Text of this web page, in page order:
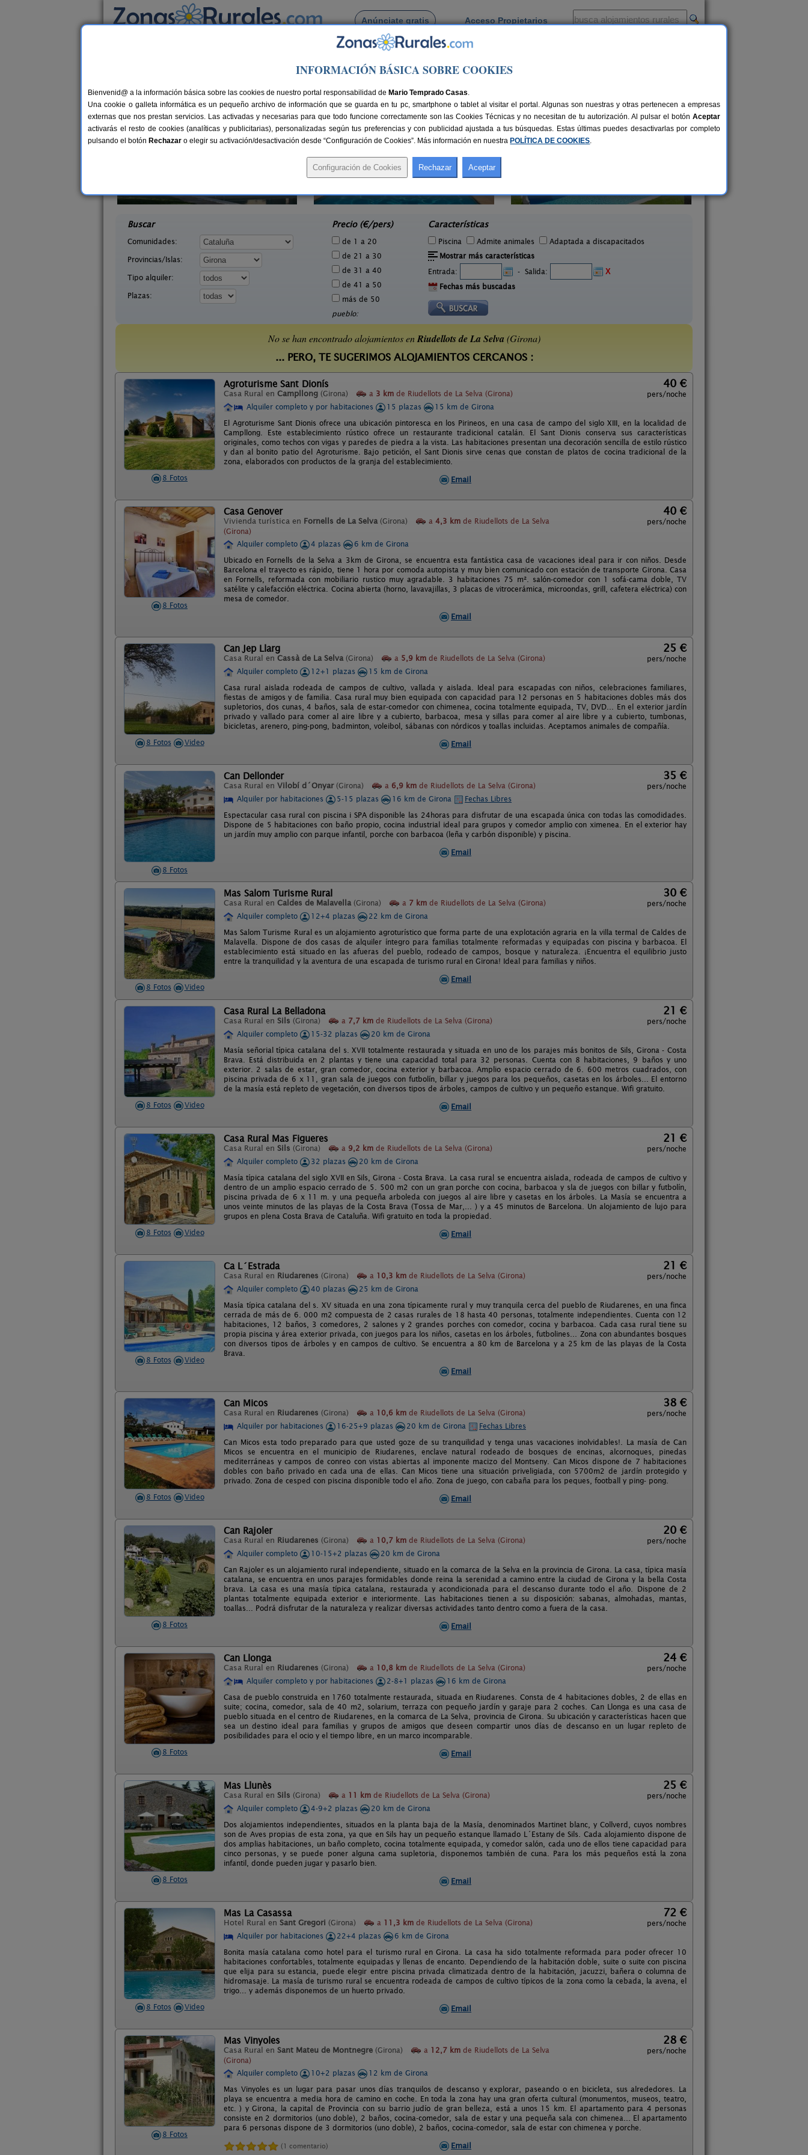
Anúnciate gratis Acceso Propietarios
Busca por pueblo
> Riudellots de La Selva
Casas Rurales cerca de Riudellots de La Selva
36 €
El Solei
Romanyà de La Selva
Buscar
Comunidades:
Provincias/Islas:
Tipo alquiler:
Plazas:
Precio (€/pers)
de 1 a 20
de 21 a 30
de 31 a 40
de 41 a 50
más de 50
pueblo:
Características
Piscina Admite animales
Adaptada a discapacitados
Mostrar más características
Entrada:
- Salida:
X
Fechas más buscadas
No se han encontrado alojamientos enRiudellots de La Selva (Girona)
... PERO, TE SUGERIMOS ALOJAMIENTOS CERCANOS :
8 Fotos
Agroturisme Sant Dionís
Casa Rural en Campllong (Girona) a 3 km de Riudellots de La Selva (Girona)
40 €
pers/noche
Alquiler completo y por habitaciones
15 plazas
15 km de Girona
El Agroturisme Sant Dionis ofrece una ubicación pintoresca en los Pirineos, en una casa de campo del siglo XIII, en la localidad de
Campllong. Este establecimiento rústico ofrece un restaurante tradicional catalán. El Sant Dionis conserva sus características
originales, como techos con vigas y paredes de piedra a la vista. Las habitaciones presentan una decoración sencilla de estilo rústico
y dan al bonito patio del Agroturisme. Bajo petición, el Sant Dionis sirve cenas que constan de platos de cocina tradicional de la
zona, elaborados con productos de la granja del establecimiento.
Email
8 Fotos
Casa Genover
Vivienda turística en Fornells de La Selva (Girona) a 4,3 km de Riudellots de La Selva
(Girona)
40 €
pers/noche
Alquiler completo 4 plazas
6 km de Girona
Ubicado en Fornells de la Selva a 3km de Girona, se encuentra esta fantástica casa de vacaciones ideal para ir con niños. Desde
Barcelona el trayecto es rápido, tiene 1 hora por comoda autopista y muy bien comunicado con estación de transporte Girona. Casa
en Fornells, reformada con mobiliario rustico muy agradable. 3 habitaciones 75 m². salón-comedor con 1 sofá-cama doble, TV
satélite y calefacción eléctrica. Cocina abierta (horno, lavavajillas, 3 placas de vitrocerámica, microondas, grill, cafetera eléctrica) con
mesa de comedor.
Email
8 Fotos Video
Can Jep Llarg
Casa Rural en Cassà de La Selva (Girona) a 5,9 km de Riudellots de La Selva (Girona)
25 €
pers/noche
Alquiler completo
12+1 plazas
15 km de Girona
Casa rural aislada rodeada de campos de cultivo, vallada y aislada. Ideal para escapadas con niños, celebraciones familiares,
fiestas de amigos y de familia. Casa rural muy bien equipada con capacidad para 12 personas en 5 habitaciones dobles más dos
supletorios, dos cunas, 4 baños, sala de estar-comedor con chimenea, cocina totalmente equipada, TV, DVD... En el exterior jardín
privado y vallado para comer al aire libre y a cubierto, barbacoa, mesa y sillas para comer al aire libre y a cubierto, tumbonas,
bicicletas, arenero, ping-pong, badminton, voleibol, sábanas con nórdicos y toallas incluidas. Aceptamos animales de compañía.
Email
8 Fotos
Can Dellonder
Casa Rural en Vilobí d´Onyar (Girona) a 6,9 km de Riudellots de La Selva (Girona)
35 €
pers/noche
Alquiler por habitaciones
5-15 plazas 16 km de Girona
Fechas Libres
Espectacular casa rural con piscina i SPA disponible las 24horas para disfrutar de una escapada única con todas las comodidades.
Dispone de 5 habitaciones con baño propio, cocina industrial ideal para grupos y comedor amplio con ximenea. En el exterior hay
un jardín muy amplio con parque infantil, porche con barbacoa (leña y carbón disponible) y piscina.
Email
8 Fotos Video
Mas Salom Turisme Rural
Casa Rural en Caldes de Malavella (Girona) a 7 km de Riudellots de La Selva (Girona)
30 €
pers/noche
Alquiler completo
12+4 plazas
22 km de Girona
Mas Salom Turisme Rural es un alojamiento agroturístico que forma parte de una explotación agraria en la villa termal de Caldes de
Malavella. Dispone de dos casas de alquiler íntegro para familias totalmente reformadas y equipadas con piscina y barbacoa. El
establecimiento está situado en las afueras del pueblo, rodeado de campos, bosque y naturaleza. ¡Encuentra el equilibrio justo
entre la tranquilidad y la aventura de una escapada de turismo rural en Girona! Ideal para familias y niños.
Email
8 Fotos Video
Casa Rural La Belladona
Casa Rural en Sils (Girona) a 7,7 km de Riudellots de La Selva (Girona)
21 €
pers/noche
Alquiler completo
15-32 plazas
20 km de Girona
Masía señorial típica catalana del s. XVII totalmente restaurada y situada en uno de los parajes más bonitos de Sils, Girona - Costa
Brava. Está distribuida en 2 plantas y tiene una capacidad total para 32 personas. Cuenta con 8 habitaciones, 9 baños y uno
exterior. 2 salas de estar, gran comedor, cocina exterior y barbacoa. Amplio espacio cerrado de 6. 600 metros cuadrados, con
piscina privada de 6 x 11, gran sala de juegos con futbolín, billar y juegos para los pequeños, casetas en los árboles... El entorno
de la masía está repleto de vegetación, con diversos tipos de árboles, campos de cultivo y un pequeño estanque. Wifi gratuito.
Email
8 Fotos Video
Casa Rural Mas Figueres
Casa Rural en Sils (Girona) a 9,2 km de Riudellots de La Selva (Girona)
21 €
pers/noche
Alquiler completo
32 plazas
20 km de Girona
Masía típica catalana del siglo XVII en Sils, Girona - Costa Brava. La casa rural se encuentra aislada, rodeada de campos de cultivo y
dentro de un amplio espacio cerrado de 5. 500 m2 con un gran porche con cocina, barbacoa y sla de juegos con billar y futbolín,
piscina privada de 6 x 11 m. y una pequeña arboleda con juegos al aire libre y casetas en los árboles. La Masía se encuentra a
unos veinte minutos de las playas de la Costa Brava (Tossa de Mar,... ) y a 45 minutos de Barcelona. Un alojamiento de lujo para
grupos en plena Costa Brava de Cataluña. Wifi gratuito en toda la propiedad.
Email
8 Fotos Video
Ca L´Estrada
Casa Rural en Riudarenes (Girona) a 10,3 km de Riudellots de La Selva (Girona)
21 €
pers/noche
Alquiler completo
40 plazas
25 km de Girona
Masía típica catalana del s. XV situada en una zona típicamente rural y muy tranquila cerca del pueblo de Riudarenes, en una finca
cerrada de más de 6. 000 m2 compuesta de 2 casas rurales de 18 hasta 40 personas, totalmente independientes. Cuenta con 12
habitaciones, 12 baños, 3 comedores, 2 salones y 2 grandes porches con comedor, cocina y barbacoa. Cada casa rural tiene su
propia piscina y área exterior privada, con juegos para los niños, casetas en los árboles, futbolines... Zona con abundantes bosques
con diversos tipos de árboles y en campos de cultivo. Se encuentra a 80 km de Barcelona y a 25 km de las playas de la Costa
Brava.
Email
8 Fotos Video
Can Micos
Casa Rural en Riudarenes (Girona) a 10,6 km de Riudellots de La Selva (Girona)
38 €
pers/noche
Alquiler por habitaciones
16-25+9 plazas 20 km de Girona
Fechas Libres
Can Micos esta todo preparado para que usted goze de su tranquilidad y tenga unas vacaciones inolvidables!. La masía de Can
Micos se encuentra en el municipio de Riudarenes, enclave natural rodeado de bosques de encinas, alcornoques, pinedas
mediterráneas y campos de conreo con vistas abiertas al imponente macizo del Montseny. Can Micos dispone de 7 habitaciones
dobles con baño privado en cada una de ellas. Can Micos tiene una situación priveligiada, con 5700m2 de jardín protegido y
privado. Zona de cesped con piscina disponible todo el año. Zona de juego, con cabaña para los peques, football y ping- pong.
Email
8 Fotos
Can Rajoler
Casa Rural en Riudarenes (Girona) a 10,7 km de Riudellots de La Selva (Girona)
20 €
pers/noche
Alquiler completo
10-15+2 plazas
20 km de Girona
Can Rajoler es un alojamiento rural independiente, situado en la comarca de la Selva en la provincia de Girona. La casa, típica masía
catalana, se encuentra en unos parajes formidables donde reina la serenidad a camino entre la ciudad de Girona y la bella Costa
brava. La casa es una masía típica catalana, restaurada y acondicionada para el descanso durante todo el año. Dispone de 2
plantas totalmente equipada exterior e interiormente. Las habitaciones tienen a su disposición: sabanas, almohadas, mantas,
toallas... Podrá disfrutar de la naturaleza y realizar diversas actividades tanto dentro como a fuera de la casa.
Email
8 Fotos
Can Llonga
Casa Rural en Riudarenes (Girona) a 10,8 km de Riudellots de La Selva (Girona)
24 €
pers/noche
Alquiler completo y por habitaciones
2-8+1 plazas
16 km de Girona
Casa de pueblo construida en 1760 totalmente restaurada, situada en Riudarenes. Consta de 4 habitaciones dobles, 2 de ellas en
suite; cocina, comedor, sala de 40 m2, solarium, terraza con pequeño jardín y garaje para 2 coches. Can Llonga es una casa de
pueblo situada en el centro de Riudarenes, en la comarca de La Selva, provincia de Girona. Su ubicación y características hacen que
sea un destino ideal para familias y grupos de amigos que deseen compartir unos días de descanso en un lugar repleto de
posibilidades para el ocio y el tiempo libre, en un marco incomparable.
Email
8 Fotos
Mas Llunès
Casa Rural en Sils (Girona) a 11 km de Riudellots de La Selva (Girona)
25 €
pers/noche
Alquiler completo
4-9+2 plazas
20 km de Girona
Dos alojamientos independientes, situados en la planta baja de la Masía, denominados Martinet blanc, y Collverd, cuyos nombres
son de Aves propias de esta zona, ya que en Sils hay un pequeño estanque llamado L´Estany de Sils. Cada alojamiento dispone de
dos amplias habitaciones, un baño completo, cocina totalmente equipada, y comedor salón, cada uno de ellos tiene capacidad para
cinco personas, y se puede poner alguna cama supletoria, disponemos también de cuna. Para los más pequeños está la zona
infantil, donde pueden jugar y pasarlo bien.
Email
8 Fotos Video
Mas La Casassa
Hotel Rural en Sant Gregori (Girona) a 11,3 km de Riudellots de La Selva (Girona)
72 €
pers/noche
Alquiler por habitaciones
22+4 plazas
6 km de Girona
Bonita masía catalana como hotel para el turismo rural en Girona. La casa ha sido totalmente reformada para poder ofrecer 10
habitaciones confortables, totalmente equipadas y llenas de encanto. Dependiendo de la habitación doble, suite o suite con piscina
que elija para su estancia, puede elegir entre piscina privada climatizada dentro de la habitación, jacuzzi, bañera o columna de
hidromasaje. La masía de turismo rural se encuentra rodeada de campos de cultivo típicos de la zona como la cebada, la avena, el
trigo... y además disponemos de un huerto privado.
Email
8 Fotos
Mas Vinyoles
Casa Rural en Sant Mateu de Montnegre (Girona) a 12,7 km de Riudellots de La Selva
(Girona)
28 €
pers/noche
Alquiler completo 10+2 plazas
12 km de Girona
Mas Vinyoles es un lugar para pasar unos días tranquilos de descanso y explorar, paseando o en bicicleta, sus alrededores. La
playa se encuentra a media hora de camino en coche. En toda la zona hay una gran oferta cultural (monumentos, museos, teatro,
etc. ) y Girona, la capital de Provincia con su barrio judío de gran belleza, está a unos 15 km. El apartamento para 4 personas
consiste en 2 dormitorios (uno doble), 2 baños, cocina-comedor, sala de estar y una pequeña sala con chimenea... El apartamento
para 6 personas dispone de 3 dormitorios (uno doble), 2 baños, cocina-comedor, sala de estar con chimenea y porche.
(1 comentario) Email
INFORMACIÓN BÁSICA SOBRE COOKIES
Bienvenid@ a la información básica sobre las cookies de nuestro portal responsabilidad de Mario Temprado Casas.
Una cookie o galleta informática es un pequeño archivo de información que se guarda en tu pc, smartphone o tablet al visitar el portal. Algunas son nuestras y otras pertenecen a empresas
externas que nos prestan servicios. Las activadas y necesarias para que todo funcione correctamente son las Cookies Técnicas y no necesitan de tu autorización. Al pulsar el botón Aceptar
activarás el resto de cookies (analíticas y publicitarias), personalizadas según tus preferencias y con publicidad ajustada a tus búsquedas. Estas últimas puedes desactivarlas por completo
pulsando el botón Rechazar o elegir su activación/desactivación desde “Configuración de Cookies”. Más información en nuestra POLÍTICA DE COOKIES.